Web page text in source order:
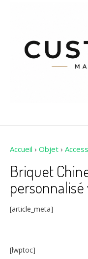
Accueil › Objet ›
Briquet
personnalisé
[article_meta]
[lwptoc]